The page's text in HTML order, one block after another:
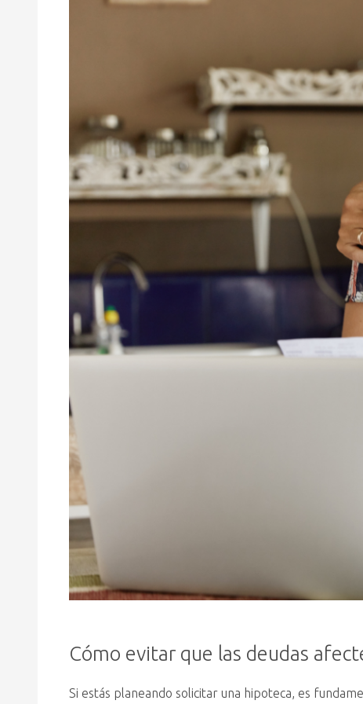
Cómo evitar que las deudas
Si estás planeando solicitar una hipoteca, es